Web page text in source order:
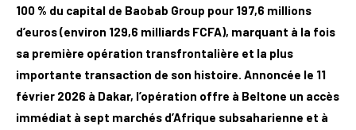
100 % du capital de Baobab Group pour 197,6 millions
d’euros (environ 129,6 milliards FCFA), marquant à la fois
sa première opération transfrontalière et la plus
importante transaction de son histoire. Annoncée le 11
février 2026 à Dakar, l’opération offre à Beltone un accès
immédiat à sept marchés d’Afrique subsaharienne et à